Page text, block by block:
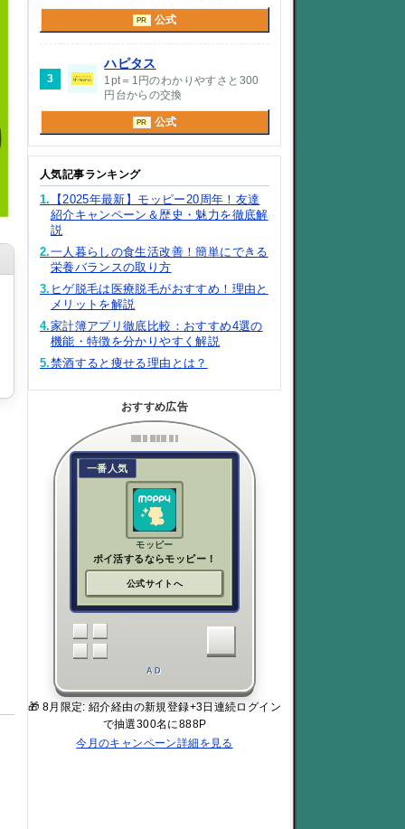
PR 公式
3
ハピタス
1pt＝1円のわかりやすさと300
円台からの交換
PR 公式
人気記事ランキング
1.
【2025年最新】モッピー20周年！友達
紹介キャンペーン＆歴史・魅力を徹底解
説
2.一人暮らしの食生活改善！簡単にできる
栄養バランスの取り方
3. ヒゲ脱毛は医療脱毛がおすすめ！理由と
メリットを解説
4.家計簿アプリ徹底比較：おすすめ4選の
機能・特徴を分かりやすく解説
5.禁酒すると痩せる理由とは？
おすすめ広告
一番人気
モッピー
ポイ活するならモッピー！
公式サイトへ
AD
🎁 8月限定: 紹介経由の新規登録+3日連続ログイン
で抽選300名に888P
今月のキャンペーン詳細を見る